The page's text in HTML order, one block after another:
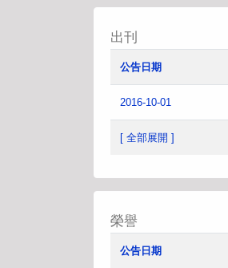
出刊
公告日期
2016-10-01
[ 全部展開 ]
榮譽
公告日期